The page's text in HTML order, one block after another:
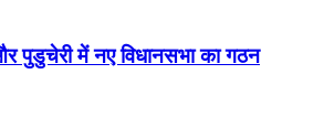
पुडुचेरी में नए विधानसभा का गठन